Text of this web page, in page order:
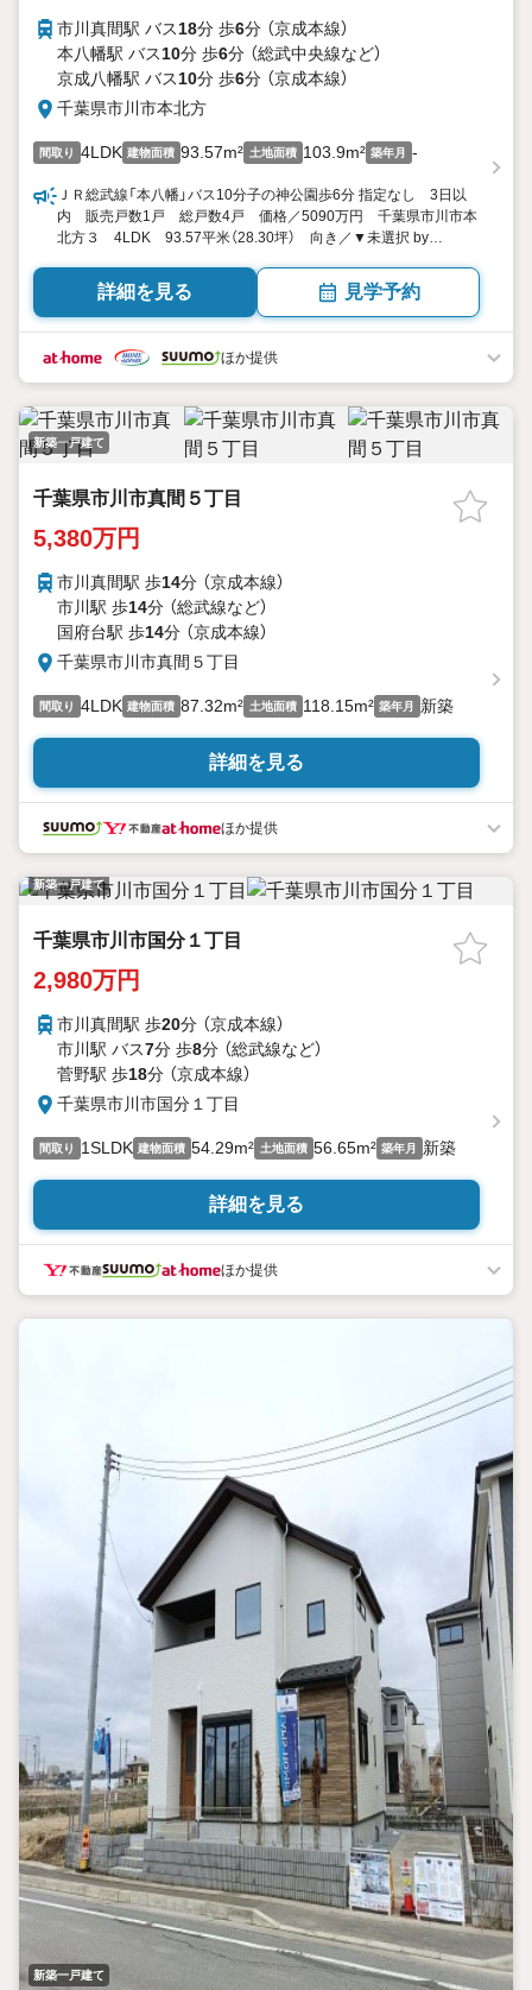
市川真間駅 バス18分 歩6分 （京成本線）
本八幡駅 バス10分 歩6分 （総武中央線など）
京成八幡駅 バス10分 歩6分 （京成本線）
千葉県市川市本北方
間取り 4LDK 建物面積 93.57m² 土地面積 103.9m² 築年月 -
ＪＲ総武線「本八幡」バス10分子の神公園歩6分 指定なし 3日以
内 販売戸数1戸 総戸数4戸 価格／5090万円 千葉県市川市本
北方３ 4LDK 93.57平米（28.30坪） 向き／▼未選択 by
詳細を見る 見学予約
ほか提供
新築一戸建て
千葉県市川市真間５丁目
5,380万円
市川真間駅 歩14分 （京成本線）
市川駅 歩14分 （総武線など）
国府台駅 歩14分 （京成本線）
千葉県市川市真間５丁目
間取り 4LDK 建物面積 87.32m² 土地面積 118.15m² 築年月 新築
詳細を見る
ほか提供
新築一戸建て
千葉県市川市国分１丁目
2,980万円
市川真間駅 歩20分 （京成本線）
市川駅 バス7分 歩8分 （総武線など）
菅野駅 歩18分 （京成本線）
千葉県市川市国分１丁目
間取り 1SLDK 建物面積 54.29m² 土地面積 56.65m² 築年月 新築
詳細を見る
ほか提供
新築一戸建て